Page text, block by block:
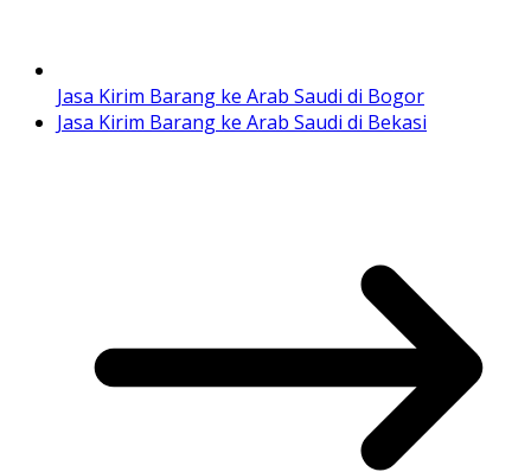
Jasa Kirim Barang ke Arab Saudi di Bogor
Jasa Kirim Barang ke Arab Saudi di Bekasi